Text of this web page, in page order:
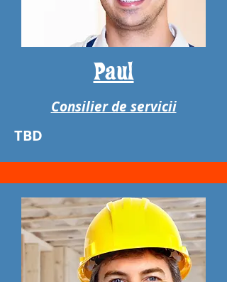
Paul
Consilier de servicii
TBD